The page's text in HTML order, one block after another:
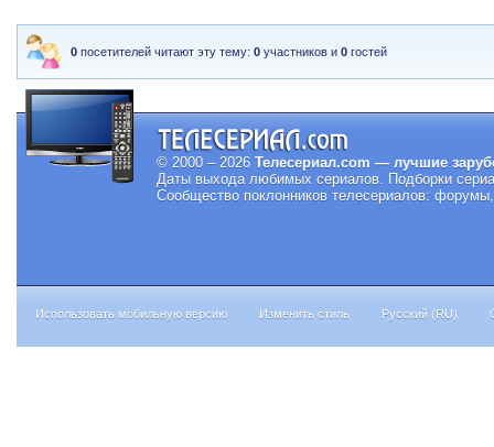
0 посетителей читают эту тему:0 участников и0 гостей
© 2000 – 2026 Телесериал.com — лучшие
Даты выхода любимых сериалов. Подборки
Сообщество поклонников телесериалов:
Использовать мобильную версию Изменить стиль Русский (RU)